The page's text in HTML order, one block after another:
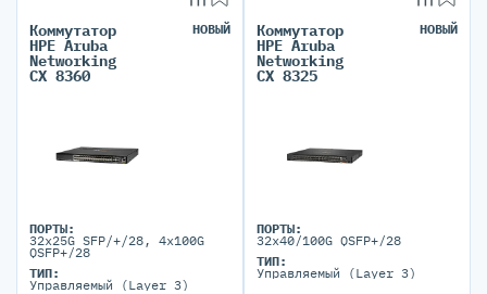
Коммутатор
HPE Aruba
Networking
CX 8360
НОВЫЙ
ПОРТЫ:
32x25G SFP/+/28, 4x100G
QSFP+/28
ТИП:
Управляемый (Layer 3)
Коммутатор
HPE Aruba
Networking
CX 8325
НОВЫЙ
ПОРТЫ:
32x40/100G QSFP+/28
ТИП:
Управляемый (Layer 3)